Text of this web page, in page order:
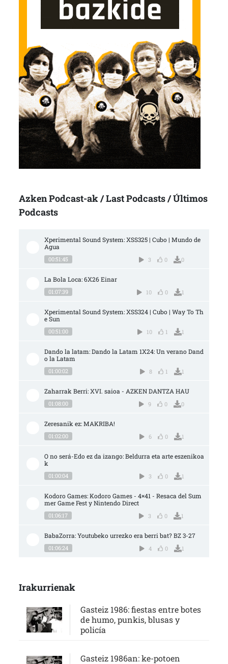
Azken Podcast-ak / Last Podcasts / Últimos
Podcasts
Xperimental Sound System: XSS325 | Cubo | Mundo de
Agua
00:51:45 3 0 0
La Bola Loca: 6X26 Einar
01:07:39 10 0 1
Xperimental Sound System: XSS324 | Cubo | Way To Th
e Sun
00:51:00 10 1 1
Dando la latam: Dando la Latam 1X24: Un verano Dand
o la Latam
01:00:02 8 1 1
Zaharrak Berri: XVI. saioa - AZKEN DANTZA HAU
01:08:00 9 0 0
Zeresanik ez: MAKRIBA!
01:02:00 6 0 1
O no será-Edo ez da izango: Beldurra eta arte eszenikoa
k
01:00:04 3 0 1
Kodoro Games: Kodoro Games - 4×41 - Resaca del Sum
mer Game Fest y Nintendo Direct
01:06:17 3 0 1
BabaZorra: Youtubeko urrezko era berri bat? BZ 3-27
01:06:24 4 0 1
Irakurrienak
Gasteiz 1986: fiestas entre botes
de humo, punkis, blusas y
policía
Gasteiz 1986an: ke-potoen